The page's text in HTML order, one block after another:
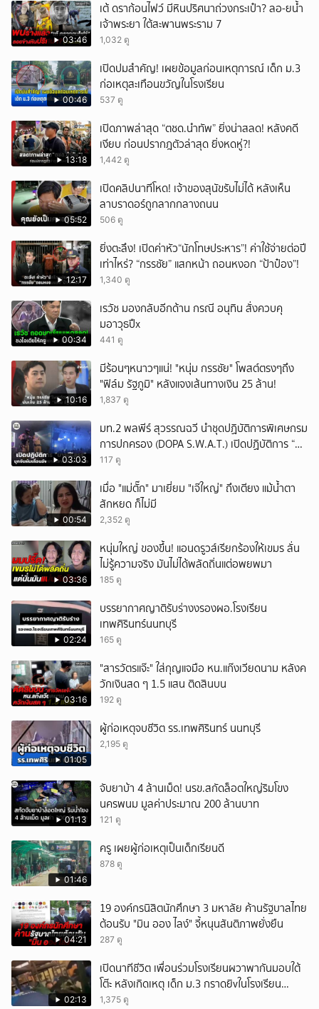
03:46
เต้ ดราก้อนไฟว์ มีหินปริศนาถ่วงกระเป๋า? ลอ-ยน้ำ
เจ้าพระยา ใต้สะพานพระราม 7
1,032 ดู
00:46
เปิดปมสำคัญ! เผยข้อมูลก่อนเหตุการณ์ เด็ก ม.3
ก่อเหตุสะเทือนขวัญในโรงเรียน
537 ดู
13:18
เปิดภาพล่าสุด “ตชด.นำทัพ” ยิ่งน่าสลด! หลังคดี
เงียบ ก่อนปรากฎตัวล่าสุด ยิ่งหดหู่?!
1,442 ดู
05:52
เปิดคลิปนาทีโหด! เจ้าของสุนัขรับไม่ได้ หลังเห็น
ลาบราดอร์ถูกลากกลางถนน
506 ดู
12:17
ยิ่งตะลึง! เปิดค่าหัว“นักโทษประหาร”! ค่าใช้จ่ายต่อปี
เท่าไหร่? “กรรชัย” แสกหน้า ถอนหงอก “ป้าป๋อง”!
1,340 ดู
00:34
เรวัช มองกลับอีกด้าน กรณี อนุทิน สั่งควบคุ
มอาวุธปืx
441 ดู
10:16
มีร้อนๆหนาวๆแน่! "หนุ่ม กรรชัย" โพสต์ตรงๆถึง
"ฟิล์ม รัฐภูมิ" หลังแจงเส้นทางเงิน 25 ล้าน!
1,837 ดู
03:03
มท.2 พลพีร์ สุวรรณฉวี นำชุดปฏิบัติการพิเศษกรม
การปกครอง (DOPA S.W.A.T.) เปิดปฏิบัติการ “บา
รมีโสธร” บุกจับผับเถื่อนอัพยา กลางเมืองแปดริ้ว
117 ดู
00:54
เมื่อ "แม่ตั๊ก" มาเยี่ยม "เจ๊ใหญ่" ถึงเตียง แม้น้ำตา
สักหยด ก็ไม่มี
2,352 ดู
03:36
หนุ่มใหญ่ ของขึ้น! แอนดรูวส์เรียกร้องให้เขมร ลั่น
ไม่รู้ความจริง มันไม่ได้พลัดถิ่นแต่อพยพมา
185 ดู
02:24
บรรยากาศญาติรับร่างงรองผอ.โรงเรียน
เทพศิรินทร์นนทบุรี
165 ดู
03:16
"สารวัตรแจ๊ะ" ใส่กุญแจมือ หน.แก๊งเวียดนาม หลังค
วักเงินสด ๆ 1.5 แสน ติดสินบน
192 ดู
01:05
ผู้ก่อเหตุจบชีวิต รร.เทพศิรินทร์ นนทบุรี
2,195 ดู
01:13
จับยาบ้า 4 ล้านเม็ด! นรข.สกัดล็อตใหญ่ริมโขง
นครพนม มูลค่าประมาณ 200 ล้านบาท
121 ดู
01:46
ครู เผยผู้ก่อเหตุเป็นเด็กเรียนดี
878 ดู
04:21
19 องค์กรนิสิตนักศึกษา 3 มหาลัย ค้านรัฐบาลไทย
ต้อนรับ "มิน ออง ไลง์" จี้หนุนสันติภาพยั่งยืน
287 ดู
02:13
เปิดนาทีชีวิต เพื่อนร่วมโรงเรียนผวาพากันมอบใต้
โต๊ะ หลังเกิดเหตุ เด็ก ม.3 กราดยิvในโรงเรียน
เทพศิรินทร์นนท์ แบบไม่เลือกหน้า เสียงปืนดังสนั่น
1,375 ดู